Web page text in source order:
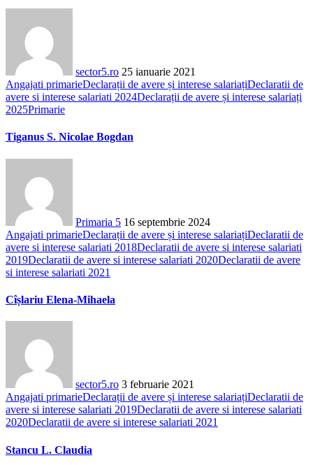
sector5.ro 25 ianuarie 2021
Angajati primarieDeclarații de avere și interese salariațiDeclaratii de
avere si interese salariati 2024Declarații de avere și interese salariați
2025Primarie
Tiganus S. Nicolae Bogdan
Primaria 5 16 septembrie 2024
Angajati primarieDeclarații de avere și interese salariațiDeclaratii de
avere si interese salariati 2018Declaratii de avere si interese salariati
2019Declaratii de avere si interese salariati 2020Declaratii de avere
si interese salariati 2021
Cîșlariu Elena-Mihaela
sector5.ro 3 februarie 2021
Angajati primarieDeclarații de avere și interese salariațiDeclaratii de
avere si interese salariati 2019Declaratii de avere si interese salariati
2020Declaratii de avere si interese salariati 2021
Stancu L. Claudia